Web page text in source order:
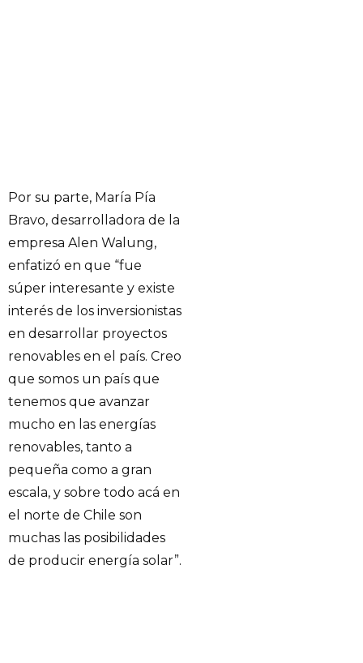
Por su parte, María Pía
Bravo, desarrolladora de la
empresa Alen Walung,
enfatizó en que “fue
súper interesante y existe
interés de los inversionistas
en desarrollar proyectos
renovables en el país. Creo
que somos un país que
tenemos que avanzar
mucho en las energías
renovables, tanto a
pequeña como a gran
escala, y sobre todo acá en
el norte de Chile son
muchas las posibilidades
de producir energía solar”.